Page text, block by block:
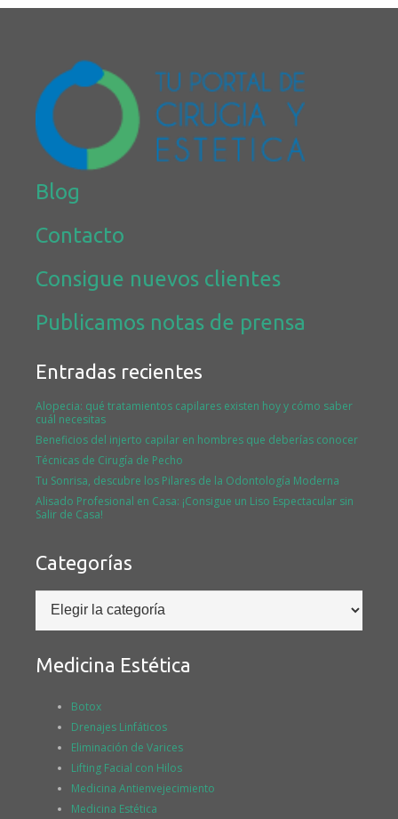
Blog
Contacto
Consigue nuevos clientes
Publicamos notas de prensa
Entradas recientes
Alopecia: qué tratamientos capilares existen hoy y cómo saber
cuál necesitas
Beneficios del injerto capilar en hombres que deberías conocer
Técnicas de Cirugía de Pecho
Tu Sonrisa, descubre los Pilares de la Odontología Moderna
Alisado Profesional en Casa: ¡Consigue un Liso Espectacular sin
Salir de Casa!
Categorías
Categorías
Medicina Estética
Botox
Drenajes Linfáticos
Eliminación de Varices
Lifting Facial con Hilos
Medicina Antienvejecimiento
Medicina Estética